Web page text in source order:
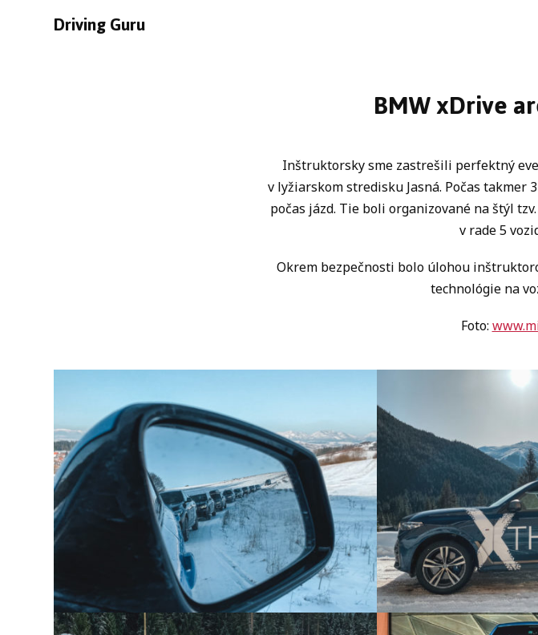
Driving Guru
BMW xDrive
Inštruktorsky sme zastrešili perfektný
v lyžiarskom stredisku Jasná. Počas
počas jázd. Tie boli organizované na štýl
v rade 5
Okrem bezpečnosti bolo úlohou
technológie na
Foto: